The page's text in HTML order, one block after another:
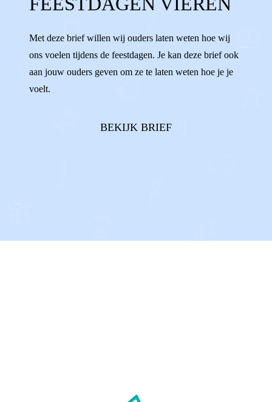
FEESTDAGEN PAPA MAMA SAMEN
Met deze brief willen wij ouders laten weten hoe wij
ons voelen tijdens de feestdagen. Je kan deze brief ook
aan jouw ouders geven om ze te laten weten hoe je je
voelt.
BEKIJK BRIEF